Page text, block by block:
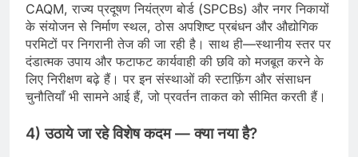
CAQM, राज्य प्रदूषण नियंत्रण बोर्ड (SPCBs) और नगर निकायों
के संयोजन से निर्माण स्थल, ठोस अपशिष्ट प्रबंधन और औद्योगिक
परमिटों पर निगरानी तेज की जा रही है। साथ ही—स्थानीय स्तर पर
दंडात्मक उपाय और फटाफट कार्यवाही की छवि को मजबूत करने के
लिए निरीक्षण बढ़े हैं। पर इन संस्थाओं की स्टाफ़िंग और संसाधन
चुनौतियाँ भी सामने आई हैं, जो प्रवर्तन ताकत को सीमित करती हैं।
4) उठाये जा रहे विशेष कदम — क्या नया है?